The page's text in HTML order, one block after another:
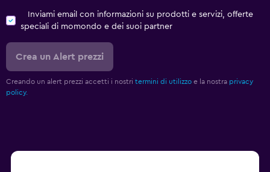
Inviami email con informazioni su prodotti e servizi, offerte
speciali di momondo e dei suoi partner
Crea un Alert prezzi
Creando un alert prezzi accetti i nostri termini di utilizzo e la nostra privacy
policy.